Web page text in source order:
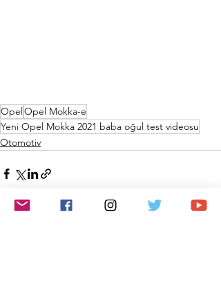
OpelOpel Mokka-e
Yeni Opel Mokka 2021 baba oğul test videosu
Otomotiv